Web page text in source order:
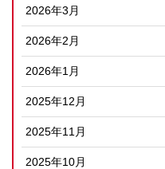
2026年3月
2026年2月
2026年1月
2025年12月
2025年11月
2025年10月